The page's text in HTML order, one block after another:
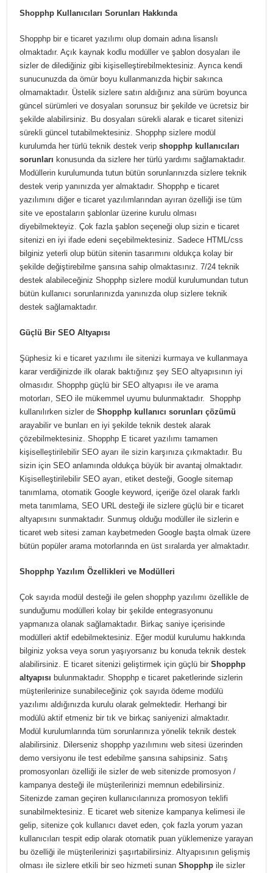
Shopphp Kullanıcıları Sorunları Hakkında
Shopphp bir e ticaret yazılımı olup domain adına lisanslı
olmaktadır. Açık kaynak kodlu modüller ve şablon dosyaları ile
sizler de dilediğiniz gibi kişiselleştirebilmektesiniz. Ayrıca kendi
sunucunuzda da ömür boyu kullanmanızda hiçbir sakınca
olmamaktadır. Üstelik sizlere satın aldığınız ana sürüm boyunca
güncel sürümleri ve dosyaları sorunsuz bir şekilde ve ücretsiz bir
şekilde alabilirsiniz. Bu dosyaları sürekli alarak e ticaret sitenizi
sürekli güncel tutabilmektesiniz. Shopphp sizlere modül
kurulumda her türlü teknik destek veripshopphp kullanıcıları
sorunları konusunda da sizlere her türlü yardımı sağlamaktadır.
Modüllerin kurulumunda tutun bütün sorunlarınızda sizlere teknik
destek verip yanınızda yer almaktadır. Shopphp e ticaret
yazılımını diğer e ticaret yazılımlarından ayıran özelliği ise tüm
site ve epostaların şablonlar üzerine kurulu olması
diyebilmekteyiz. Çok fazla şablon seçeneği olup sizin e ticaret
sitenizi en iyi ifade edeni seçebilmektesiniz. Sadece HTML/css
bilginiz yeterli olup bütün sitenin tasarımını oldukça kolay bir
şekilde değiştirebilme şansına sahip olmaktasınız. 7/24 teknik
destek alabileceğiniz Shopphp sizlere modül kurulumundan tutun
bütün kullanıcı sorunlarınızda yanınızda olup sizlere teknik
destek sağlamaktadır.
Güçlü Bir SEO Altyapısı
Şüphesiz ki e ticaret yazılımı ile sitenizi kurmaya ve kullanmaya
karar verdiğinizde ilk olarak baktığınız şey SEO altyapısının iyi
olmasıdır. Shopphp güçlü bir SEO altyapısı ile ve arama
motorları, SEO ile mükemmel uyumu bulunmaktadır. Shopphp
kullanılırken sizler deShopphp kullanıcı sorunları çözümü
arayabilir ve bunları en iyi şekilde teknik destek alarak
çözebilmektesiniz. Shopphp E ticaret yazılımı tamamen
kişiselleştirilebilir SEO ayarı ile sizin karşınıza çıkmaktadır. Bu
sizin için SEO anlamında oldukça büyük bir avantaj olmaktadır.
Kişiselleştirilebilir SEO ayarı, etiket desteği, Google sitemap
tanımlama, otomatik Google keyword, içeriğe özel olarak farklı
meta tanımlama, SEO URL desteği ile sizlere güçlü bir e ticaret
altyapısını sunmaktadır. Sunmuş olduğu modüller ile sizlerin e
ticaret web sitesi zaman kaybetmeden Google başta olmak üzere
bütün popüler arama motorlarında en üst sıralarda yer almaktadır.
Shopphp Yazılım Özellikleri ve Modülleri
Çok sayıda modül desteği ile gelen shopphp yazılımı özellikle de
sunduğumu modülleri kolay bir şekilde entegrasyonunu
yapmanıza olanak sağlamaktadır. Birkaç saniye içerisinde
modülleri aktif edebilmektesiniz. Eğer modül kurulumu hakkında
bilginiz yoksa veya sorun yaşıyorsanız bu konuda teknik destek
alabilirsiniz. E ticaret sitenizi geliştirmek için güçlü birShopphp
altyapısı bulunmaktadır. Shopphp e ticaret paketlerinde sizlerin
müşterilerinize sunabileceğiniz çok sayıda ödeme modülü
yazılımı aldığınızda kurulu olarak gelmektedir. Herhangi bir
modülü aktif etmeniz bir tık ve birkaç saniyenizi almaktadır.
Modül kurulumlarında tüm sorunlarınıza yönelik teknik destek
alabilirsiniz. Dilerseniz shopphp yazılımını web sitesi üzerinden
demo versiyonu ile test edebilme şansına sahipsiniz. Satış
promosyonları özelliği ile sizler de web sitenizde promosyon /
kampanya desteği ile müşterilerinizi memnun edebilirsiniz.
Sitenizde zaman geçiren kullanıcılarınıza promosyon teklifi
sunabilmektesiniz. E ticaret web sitenize kampanya kelimesi ile
gelip, sitenize çok kullanıcı davet eden, çok fazla yorum yazan
kullanıcıları tespit edip olarak otomatik puan yüklemenize yarayan
bu özelliği ile müşterilerinizi şaşırtabilirsiniz. Altyapısının gelişmiş
olması ile sizlere etkili bir seo hizmeti sunanShopphpile sizler